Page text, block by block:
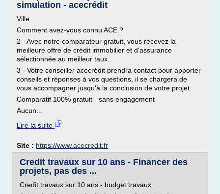
simulation - acecrédit
Ville
Comment avez-vous connu ACE ?
2 - Avec notre comparateur gratuit, vous recevez la
meilleure offre de crédit immobilier et d'assurance
sélectionnée au meilleur taux.
3 - Votre conseiller acecrédit prendra contact pour apporter
conseils et réponses à vos questions, il se chargera de
vous accompagner jusqu'à la conclusion de votre projet.
Comparatif 100% gratuit - sans engagement
Aucun...
Lire la suite
Site : https://www.acecredit.fr
Credit travaux sur 10 ans - Financer des
projets, pas des ...
Credit travaux sur 10 ans - budget travaux